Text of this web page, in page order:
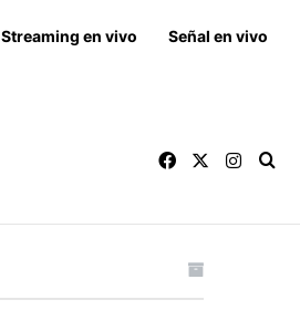
Streaming en vivo Señal en vivo
Facebook